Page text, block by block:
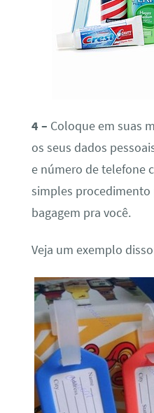
4 – Coloque em suas
os seus dados
e número de telefone
simples procedimento
bagagem pra você.
Veja um exemplo